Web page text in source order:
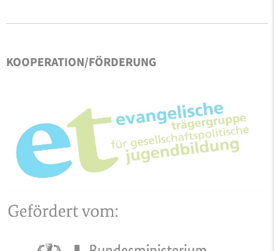
KOOPERATION/FÖRDERUNG